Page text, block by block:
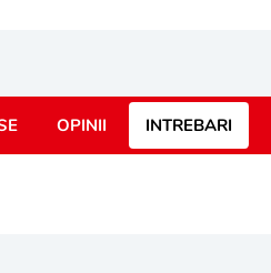
OPINII INTREBARI